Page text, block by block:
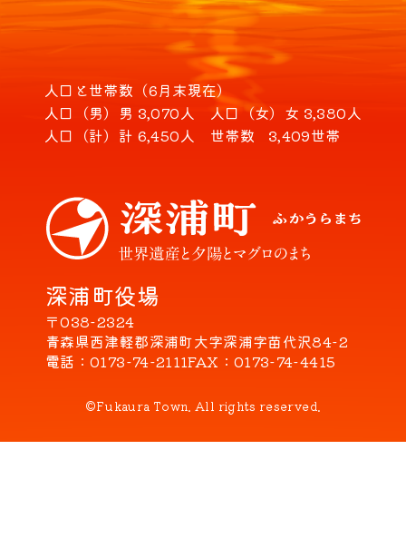
深浦町役場
〒038-2324
青森県西津軽郡深浦町大字深浦字苗代沢84-2
電話
0173-74-2111FAX 0173-74-4415
人口と世帯数（6月末現在）
人口（男） 男 3,070人 人口（女） 女 3,380人
人口（計） 計 6,450人 世帯数 3,409世帯
©Fukaura Town. All rights reserved.